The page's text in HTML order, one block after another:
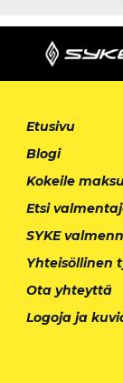
Etusivu
Blogi
Kokeile
Etsi
SYKE
Yhteisöllinen
Ota yhteyttä
Logoja ja